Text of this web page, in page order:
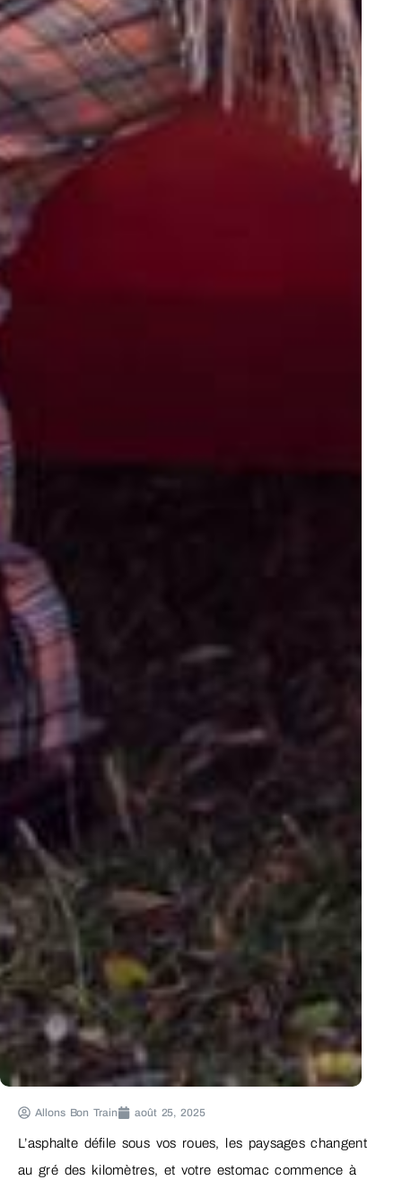
Allons Bon Train août 25, 2025
L’asphalte défile sous vos roues, les paysages changent
au gré des kilomètres, et votre estomac commence à